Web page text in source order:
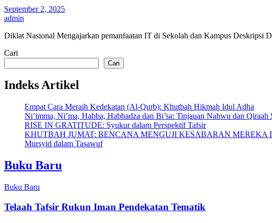
September 2, 2025
admin
Diklat Nasional Mengajarkan pemanfaatan IT di Sekolah dan Kampus
Cari
Cari
Indeks Artikel
Empat Cara Meraih Kedekatan (Al-Qurb): Khutbah Hikmah Idul Adha
Ni’imma, Ni’ma, Habba, Habbadza dan Bi’sa: Tinjauan Nahwu dan Qiraah
RISE IN GRATITUDE: Syukur dalam Perspektif Tafsir
KHUTBAH JUMAT: BENCANA MENGUJI KESABARAN
Mursyid dalam Tasawuf
Buku Baru
Buku Baru
Telaah Tafsir Rukun Iman Pendekatan Tematik